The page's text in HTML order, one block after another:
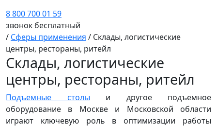
8 800 700 01 59
звонок бесплатный
/ Сферы применения / Склады, логистические
центры, рестораны, ритейл
Склады, логистические
центры, рестораны, ритейл
Подъемные столы и другое подъемное
оборудование в Москве и Московской области
играют ключевую роль в оптимизации работы